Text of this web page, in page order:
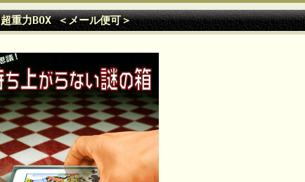
超重力BOX ＜メール便可＞